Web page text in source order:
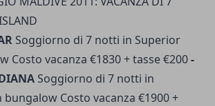
Soggiorno di 7 notti in Superior
Costo vacanza €1830 + tasse €200-
Soggiorno di 7 notti in
Costo vacanza €1900 +